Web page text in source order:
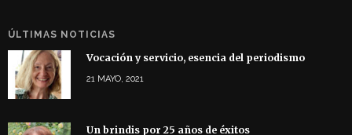
ÚLTIMAS NOTICIAS
Vocación y servicio, esencia del periodismo
21 MAYO, 2021
Un brindis por 25 años de éxitos